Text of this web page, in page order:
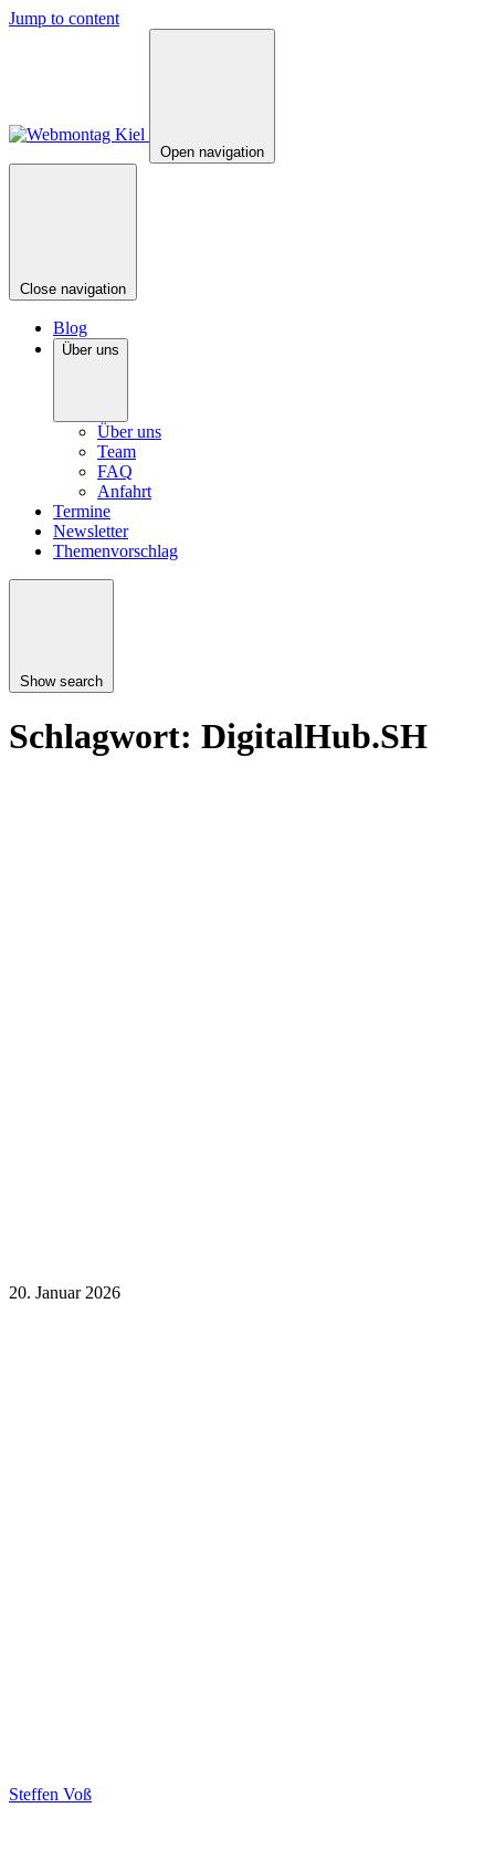
Jump to content
Open navigation
Close navigation
Blog
Über uns
Über uns
Team
FAQ
Anfahrt
Termine
Newsletter
Themenvorschlag
Show search
Schlagwort: DigitalHub.SH
20. Januar 2026
Steffen Voß